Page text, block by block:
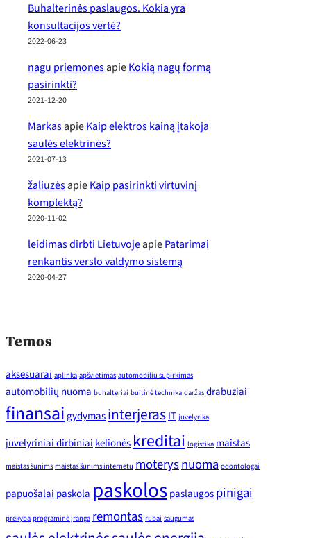
Buhalterinės paslaugos. Kokia yra
konsultacijos vertė?
2022-06-23
nagu priemonesapieKokią nagų formą
pasirinkti?
2021-12-20
MarkasapieKaip elektros kainą įtakoja
saulės elektrinės?
2021-07-13
žaliuzėsapieKaip pasirinkti virtuvinį
komplektą?
2020-11-02
leidimas dirbti LietuvojeapiePatarimai
renkantis verslo valdymo sistemą
2020-04-27
Temos
aksesuarai aplinka apšvietimas automobiliu supirkimas
automobilių nuoma buhalteriai buitinė technika daržas drabuziai
finansaigydymasinterjerasIT juvelyrika
juvelyriniai dirbiniaikelionėskreditai logistika maistas
maistas šunims maistas šunims internetu moterysnuoma odontologai
papuošalaipaskola paskolospaslaugospinigai
prekyba programinė įranga remontas rūbai saugumas